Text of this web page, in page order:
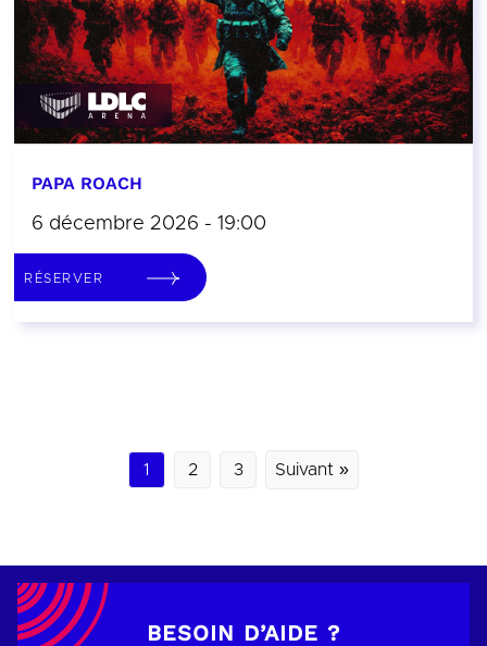
PAPA ROACH
6 décembre 2026 - 19:00
RÉSERVER
1 2 3 Suivant »
BESOIN D’AIDE ?